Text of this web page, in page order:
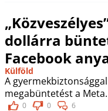
dollárra
Facebook
Külföld
A
megabüntetést a Meta.
0 0 6